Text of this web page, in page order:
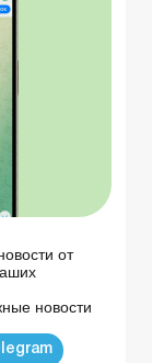
от
новости